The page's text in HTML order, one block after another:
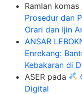
Ramlan komas
Prosedur dan
Orari dan Ijin
ANSAR
Enrekang:
Kebakaran di
ASER pada
Digital